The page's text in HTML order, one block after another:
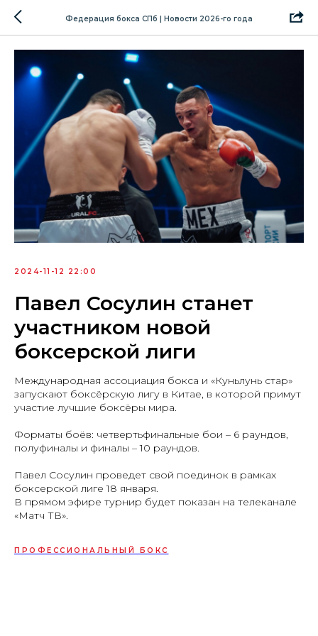
Федерация бокса СПб | Новости 2026-го года
2024-11-12 22:00
Павел Сосулин станет
участником новой
боксерской лиги
Международная ассоциация бокса и «Куньлунь стар»
запускают боксёрскую лигу в Китае, в которой примут
участие лучшие боксёры мира.
Форматы боёв: четвертьфинальные бои – 6 раундов,
полуфиналы и финалы – 10 раундов.
Павел Сосулин проведет свой поединок в рамках
боксерской лиге 18 января.
В прямом эфире турнир будет показан на телеканале
«Матч ТВ».
ПРОФЕССИОНАЛЬНЫЙ БОКС